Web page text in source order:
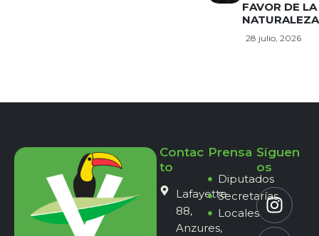
FAVOR DE LA
NATURALEZA
28 julio, 2026
Contac
to
Lafayette
88,
Anzures,
Prensa
Diputados
Secretarías
Locales
Síguen
os